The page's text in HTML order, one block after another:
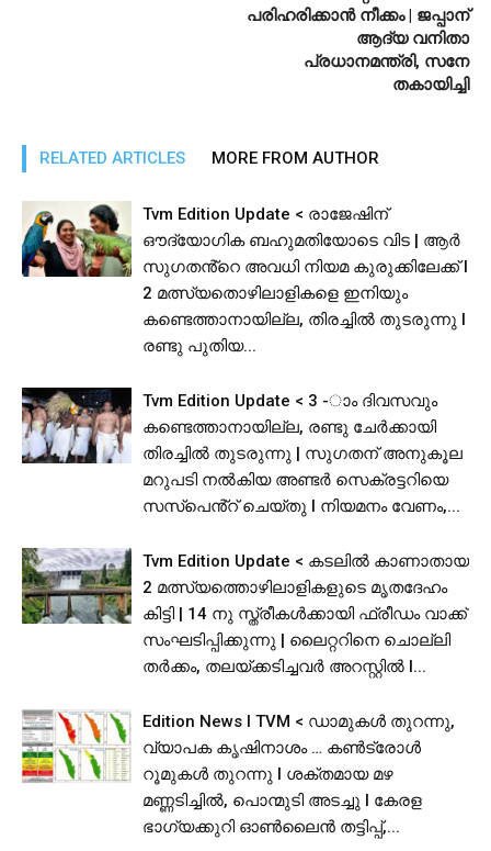
പരിഹരിക്കാന്‍ നീക്കം | ജപ്പാന്
ആദ്യ വനിതാ
പ്രധാനമന്ത്രി, സനേ
തകായിച്ചി
RELATED ARTICLES MORE FROM AUTHOR
Tvm Edition Update < രാജേഷിന്
ഔദ്യോഗിക ബഹുമതിയോടെ വിട | ആർ
സുഗതൻ്റെ അവധി നിയമ കുരുക്കിലേക്ക് l
2 മത്സ്യതൊഴിലാളികളെ ഇനിയും
കണ്ടെത്താനായില്ല, തിരച്ചിൽ തുടരുന്നു l
രണ്ടു പുതിയ...
Tvm Edition Update < 3 -ാം ദിവസവും
കണ്ടെത്താനായില്ല, രണ്ടു ചേർക്കായി
തിരച്ചിൽ തുടരുന്നു | സുഗതന് അനുകൂല
മറുപടി നൽകിയ അണ്ടര്‍ സെക്രട്ടറിയെ
സസ്പെൻ്റ് ചെയ്തു l നിയമനം വേണം,...
Tvm Edition Update < കടലിൽ കാണാതായ
2 മത്സ്യത്തൊഴിലാളികളുടെ മൃതദേഹം
കിട്ടി | 14 നു സ്ത്രീകൾക്കായി ഫ്രീഡം വാക്ക്
സംഘടിപ്പിക്കുന്നു | ലൈറ്ററിനെ ചൊല്ലി
തര്‍ക്കം, തലയ്ക്കടിച്ചവര്‍ അറസ്റ്റില്‍ l...
Edition News I TVM < ഡാമുകൾ തുറന്നു,
വ്യാപക കൃഷിനാശം … കൺട്രോൾ
റൂമുകൾ തുറന്നു l ശക്തമായ മഴ
മണ്ണടിച്ചിൽ, പൊന്മുടി അടച്ചു l കേരള
ഭാഗ്യക്കുറി ഓൺലൈൻ തട്ടിപ്പ്,...